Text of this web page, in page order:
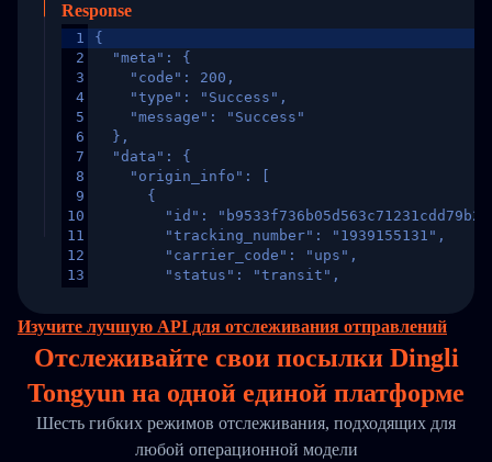
Response
1
2
3
4
5
6
7
8
9
10
11
12
13
16
17
19
21
{
  "meta": {
    "code": 200,
    "type": "Success",
    "message": "Success"
  },
  "data": {
    "origin_info": [
      {
"id":
        "tracking_number": "1939155131",
        "carrier_code": "ups",
        "status": "transit",
        "itemTimeLength": 2,
        "weblink": "",
        "trackinfo": [
          {
            "Date": "2017-03-08 04: 22: 00",
"StatusDescription": "Departed
Изучите лучшую API для отслеживания отправлений
Отслеживайте свои посылки Dingli
Tongyun на одной единой платформе
Шесть гибких режимов отслеживания, подходящих для
любой операционной модели